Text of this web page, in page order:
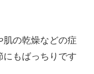
の乾燥などの症
もばっちりです